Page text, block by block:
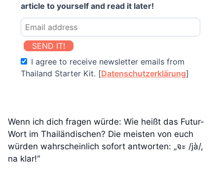
article to yourself and read it later!
SEND IT!
I agree to receive newsletter emails from
Thailand Starter Kit. [Datenschutzerklärung]
Wenn ich dich fragen würde: Wie heißt das Futur-
Wort im Thailändischen? Die meisten von euch
würden wahrscheinlich sofort antworten: „จะ /jà/,
na klar!“